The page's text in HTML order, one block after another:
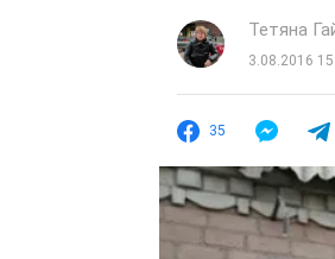
Тетяна
3.08.2016
35